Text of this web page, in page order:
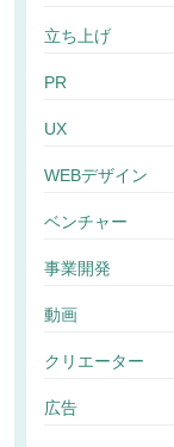
立ち上げ
PR
UX
WEBデザイン
ベンチャー
事業開発
動画
クリエーター
広告